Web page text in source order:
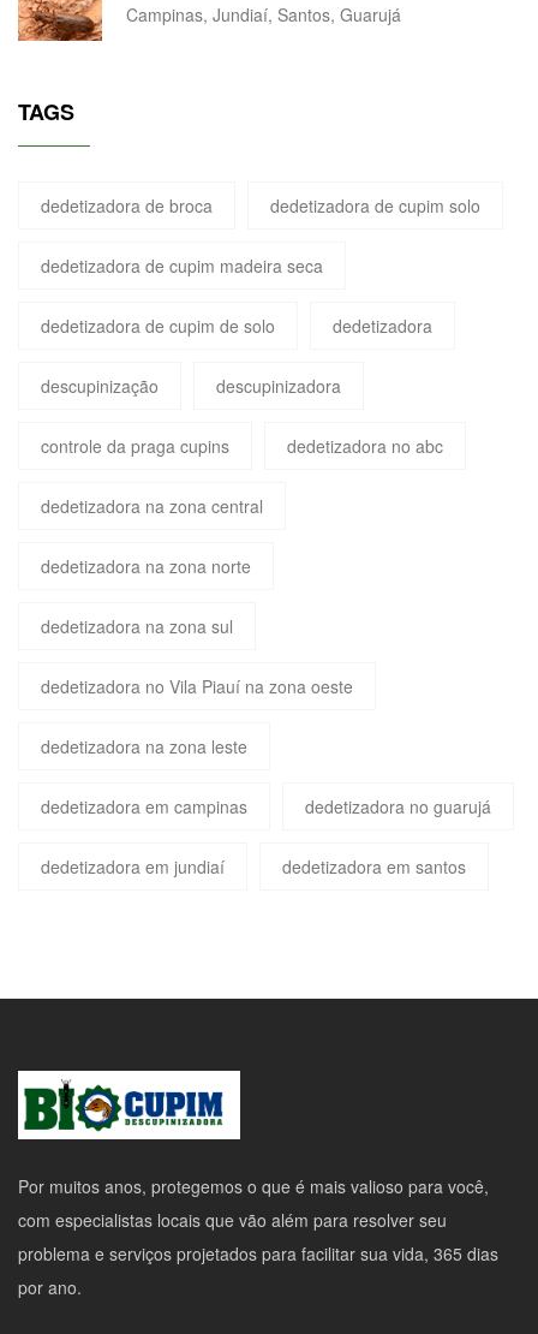
Campinas, Jundiaí, Santos, Guarujá
TAGS
dedetizadora de broca dedetizadora de cupim solo
dedetizadora de cupim madeira seca
dedetizadora de cupim de solo dedetizadora
descupinização descupinizadora
controle da praga cupins dedetizadora no abc
dedetizadora na zona central
dedetizadora na zona norte
dedetizadora na zona sul
dedetizadora no Vila Piauí na zona oeste
dedetizadora na zona leste
dedetizadora em campinas dedetizadora no guarujá
dedetizadora em jundiaí dedetizadora em santos
Por muitos anos, protegemos o que é mais valioso para você,
com especialistas locais que vão além para resolver seu
problema e serviços projetados para facilitar sua vida, 365 dias
por ano.